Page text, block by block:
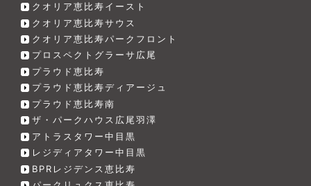
クオリア恵比寿イースト
クオリア恵比寿サウス
クオリア恵比寿パークフロント
プロスペクトグラーサ広尾
プラウド恵比寿
プラウド恵比寿ディアージュ
プラウド恵比寿南
ザ・パークハウス広尾羽澤
アトラスタワー中目黒
レジディアタワー中目黒
BPRレジデンス恵比寿